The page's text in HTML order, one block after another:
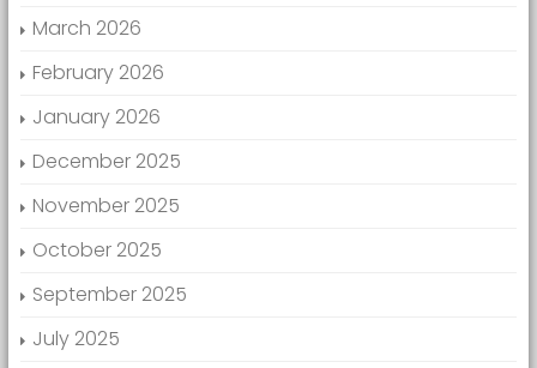
March 2026
February 2026
January 2026
December 2025
November 2025
October 2025
September 2025
July 2025